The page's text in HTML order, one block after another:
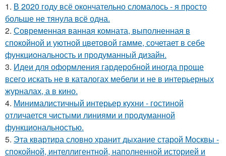
1. В 2020 году всё окончательно сломалось - я просто
больше не тянула всё одна.
2. Современная ванная комната, выполненная в
спокойной и уютной цветовой гамме, сочетает в себе
функциональность и продуманный дизайн.
3. Идеи для оформления гардеробной иногда проще
всего искать не в каталогах мебели и не в интерьерных
журналах, а в кино.
4. Минималистичный интерьер кухни - гостиной
отличается чистыми линиями и продуманной
функциональностью.
5. Эта квартира словно хранит дыхание старой Москвы -
спокойной, интеллигентной, наполненной историей и